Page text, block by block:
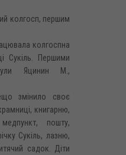
колгосп, першим
колгоспна
Сукіль. Першими
були Яцинин М.,
змінило своє
книгарню,
пошту,
Сукіль, лазню,
садок. Діти